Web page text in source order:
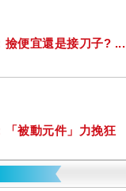
撿便宜還是接刀子? ...
「被動元件」力挽狂